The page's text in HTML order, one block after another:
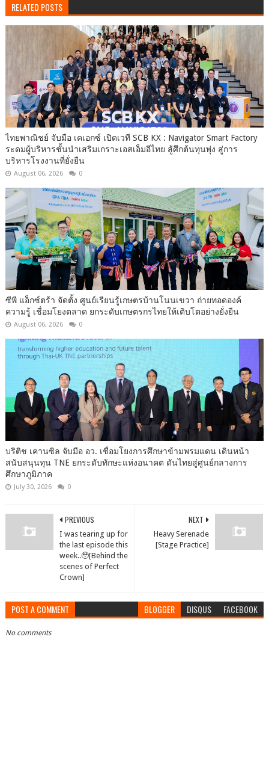
RELATED POSTS
ไทยพาณิชย์ จับมือ เคเอกซ์ เปิดเวที SCB KX : Navigator Smart Factory
ระดมผู้บริหารชั้นนำเสริมเกราะเอสเอ็มอีไทย สู้ศึกต้นทุนพุ่ง สู่การ
บริหารโรงงานที่ยั่งยืน
August 06, 2026 0
ซีพี แอ็กซ์ตร้า จัดตั้ง ศูนย์เรียนรู้เกษตรบ้านโนนเขวา ถ่ายทอดองค์
ความรู้ เชื่อมโยงตลาด ยกระดับเกษตรกรไทยให้เติบโตอย่างยั่งยืน
August 06, 2026 0
บริติช เคานซิล จับมือ อว. เชื่อมโยงการศึกษาข้ามพรมแดน เดินหน้า
สนับสนุนทุน TNE ยกระดับทักษะแห่งอนาคต ดันไทยสู่ศูนย์กลางการ
ศึกษาภูมิภาค
July 30, 2026 0
NEXT
Heavy Serenade
[Stage Practice]
PREVIOUS
I was tearing up for
the last episode this
week..🥹[Behind the
scenes of Perfect
Crown]
POST A COMMENT BLOGGER DISQUS FACEBOOK
No comments